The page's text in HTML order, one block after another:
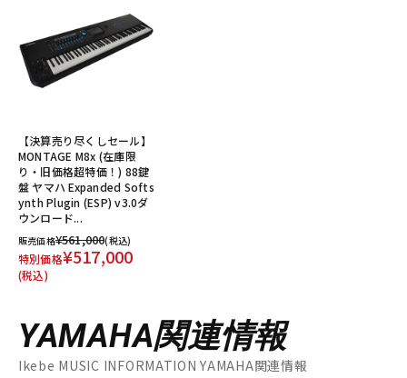
【決算売り尽くしセール】
MONTAGE M8x (在庫限
り・旧価格超特価！) 88鍵
盤 ヤマハ Expanded Softs
ynth Plugin (ESP) v3.0ダ
ウンロード...
販売価格¥561,000(税込)
特別価格¥517,000
(税込)
YAMAHA関連情報
Ikebe MUSIC INFORMATION YAMAHA関連情報